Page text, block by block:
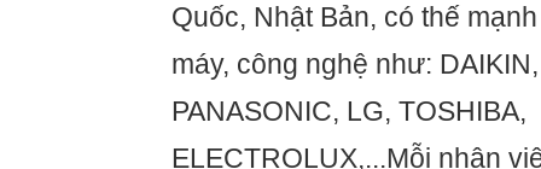
Quốc, Nhật Bản, có thế
máy, công nghệ như:
PANASONIC, LG, TOSHIBA,
ELECTROLUX,...Mỗi nhân